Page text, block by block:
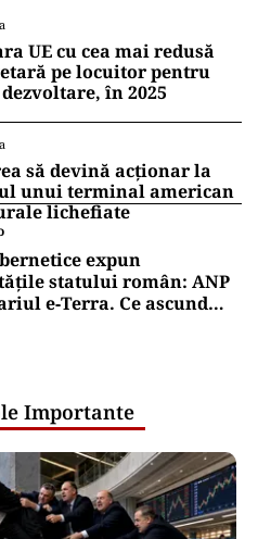
UE cu cea mai redusă
pe locuitor pentru
în 2025
să devină acționar la
unui terminal american
lichefiate
expun
statului român: ANP
e‑Terra. Ce ascund
Importante